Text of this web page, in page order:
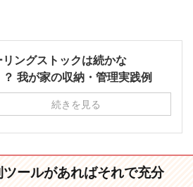
リングストックは続かな
？ 我が家の収納・管理実践例
続きを見る
ールがあればそれで充分